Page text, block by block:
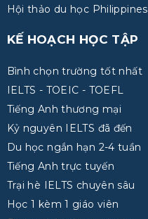
Hội thảo du học Philippines
KẾ HOẠCH HỌC TẬP
Bình chọn trường tốt nhất
IELTS - TOEIC - TOEFL
Tiếng Anh thương mại
Kỷ nguyên IELTS đã đến
Du học ngắn hạn 2-4 tuần
Tiếng Anh trực tuyến
Trại hè IELTS chuyên sâu
Học 1 kèm 1 giáo viên